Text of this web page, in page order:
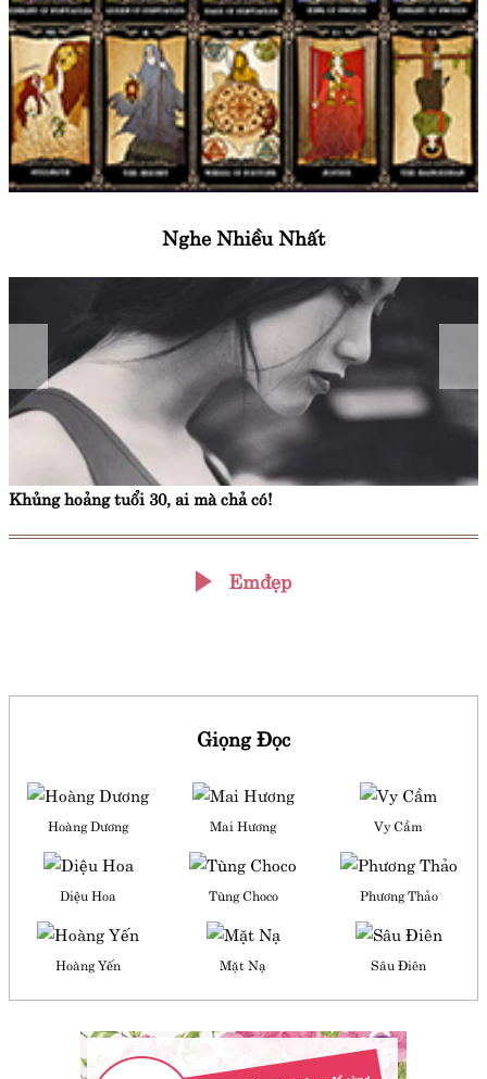
Nghe Nhiều Nhất
Khủng hoảng tuổi 30, ai mà chả có!
Emđẹp
Giọng Đọc
Hoàng Dương Mai Hương Vy Cầm
Diệu Hoa Tùng Choco Phương Thảo
Hoàng Yến Mặt Nạ Sâu Điên